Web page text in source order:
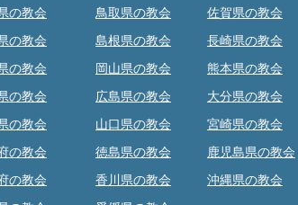
の教会
の教会
の教会
の教会
の教会
の教会
の教会
鳥取県の教会
島根県の教会
岡山県の教会
広島県の教会
山口県の教会
徳島県の教会
香川県の教会
佐賀県の教会
長崎県の教会
熊本県の教会
大分県の教会
宮崎県の教会
鹿児島県の教会
沖縄県の教会